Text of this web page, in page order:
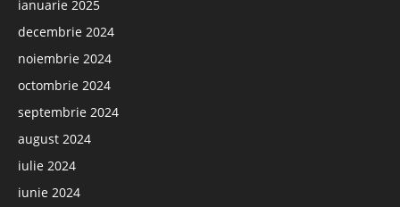
ianuarie 2025
decembrie 2024
noiembrie 2024
octombrie 2024
septembrie 2024
august 2024
iulie 2024
iunie 2024